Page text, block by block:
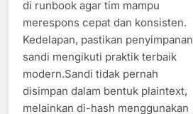
di runbook agar tim mampu
merespons cepat dan konsisten.
Kedelapan, pastikan penyimpanan
sandi mengikuti praktik terbaik
modern.Sandi tidak pernah
disimpan dalam bentuk plaintext,
melainkan di-hash menggunakan